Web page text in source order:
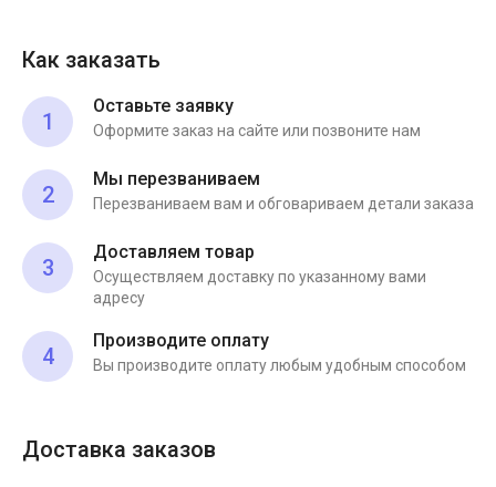
Как заказать
1
Оставьте заявку
Оформите заказ на сайте или позвоните нам
2
Мы перезваниваем
Перезваниваем вам и обговариваем детали заказа
3
Доставляем товар
Осуществляем доставку по указанному вами
адресу
4
Производите оплату
Вы производите оплату любым удобным способом
Доставка заказов